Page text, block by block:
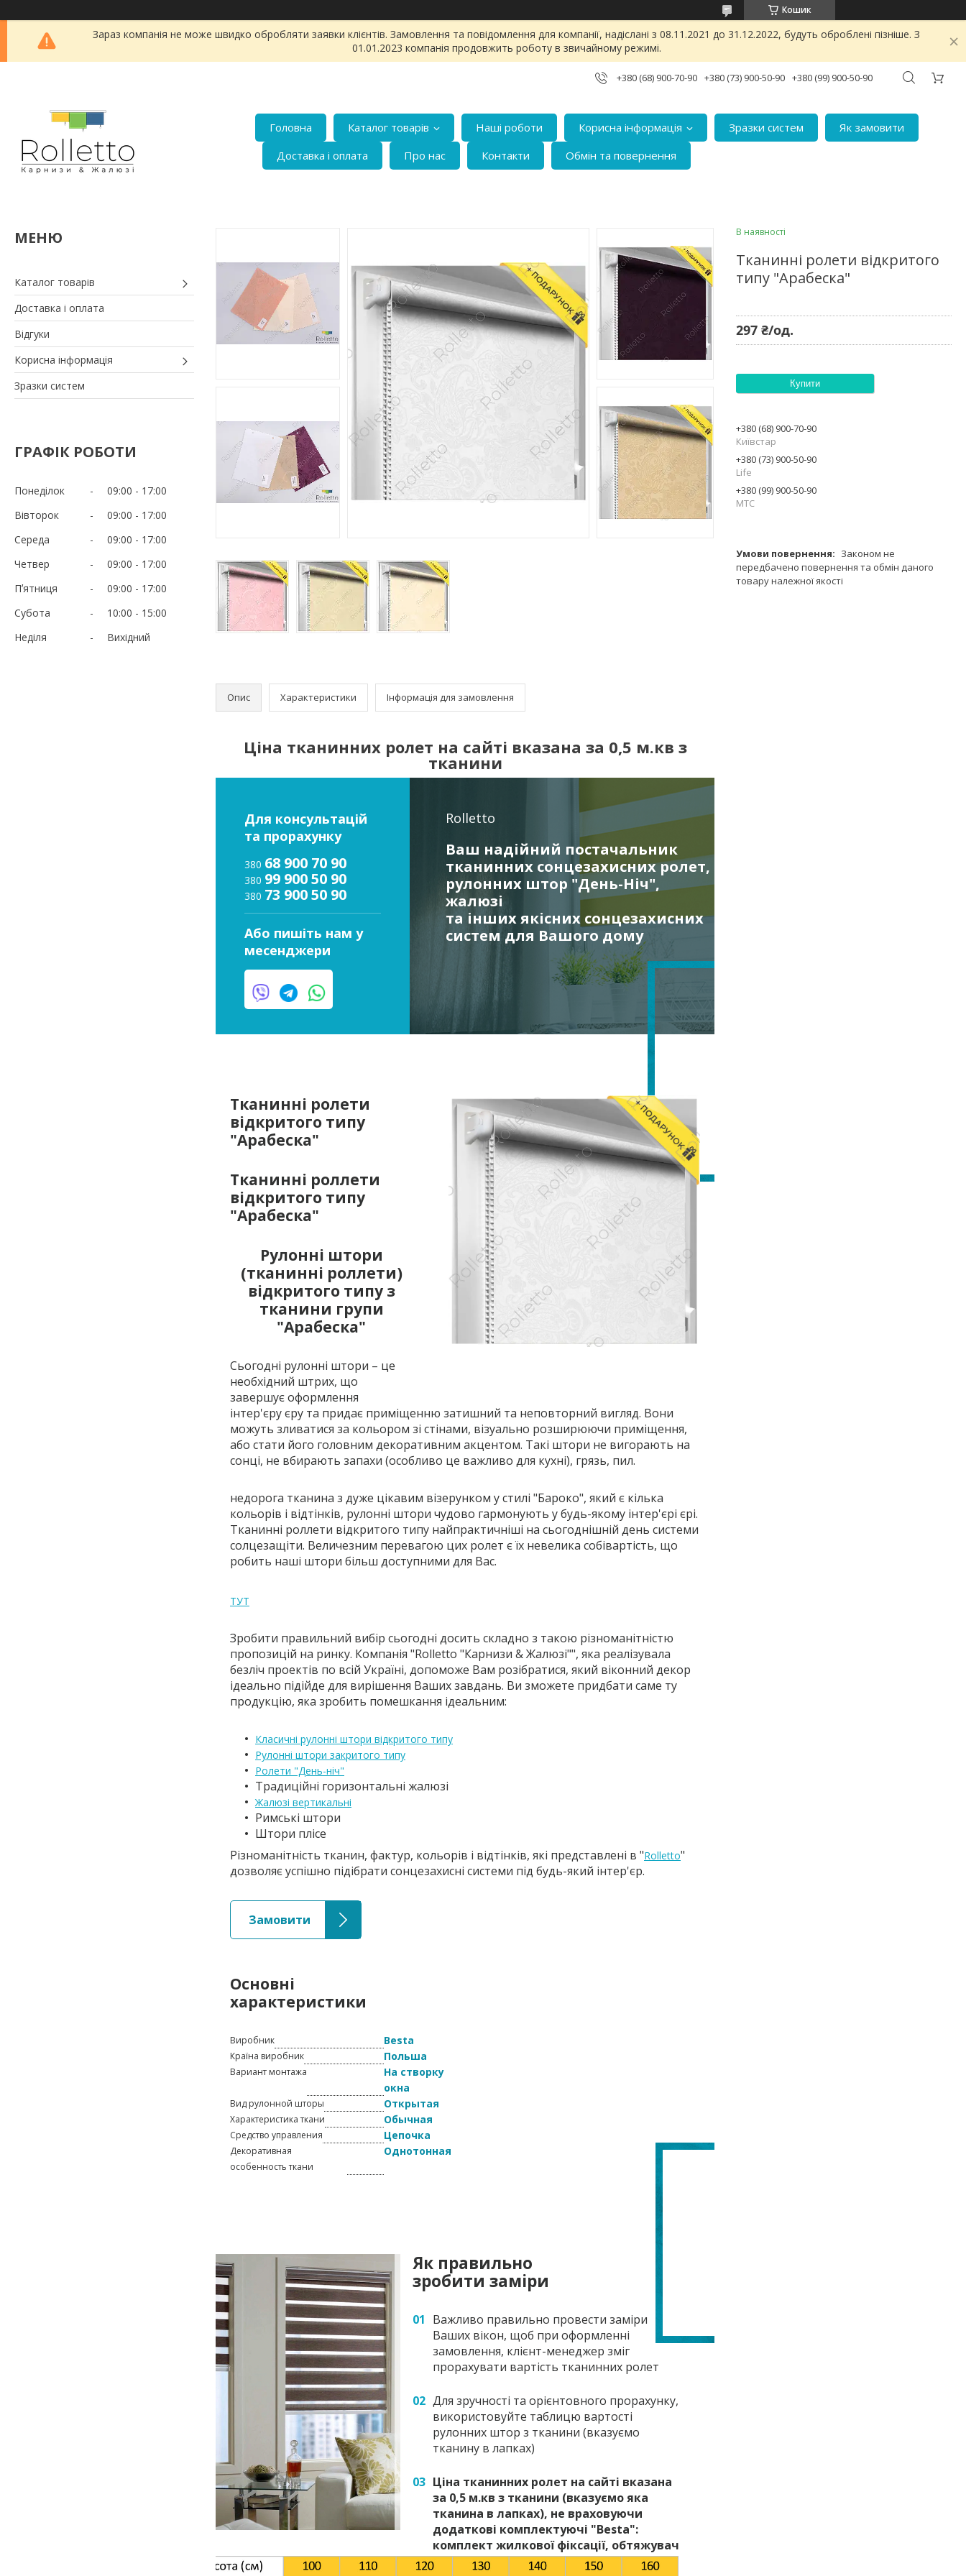
Кошик
Зараз компанія не може швидко обробляти заявки клієнтів. Замовлення та повідомлення для компанії, надіслані з 08.11.2021 до 31.12.2022, будуть оброблені пізніше. З
01.01.2023 компанія продовжить роботу в звичайному режимі.
+380 (68) 900-70-90 +380 (73) 900-50-90 +380 (99) 900-50-90
Головна Каталог товарів Наші роботи Корисна інформація Зразки систем
Як замовити
Доставка і оплата
Про нас Контакти Обмін та повернення
Каталог товарів
Доставка і оплата
Відгуки
Корисна інформація
Зразки систем
ГРАФІК РОБОТИ
Понеділок 09:00
17:00
Вівторок
09:00
17:00
Середа
09:00
17:00
Четвер
09:00
17:00
Пʼятниця
09:00
17:00
Субота
10:00
15:00
Неділя
Вихідний
Опис Характеристики Інформація для замовлення
Ціна тканинних ролет на сайті вказана за 0,5 м.кв з
тканини
Для консультацій
та прорахунку
380 68 900 70 90
380 99 900 50 90
380 73 900 50 90
Або пишіть нам у
месенджери
Rolletto
Ваш надійний постачальник
тканинних сонцезахисних ролет,
рулонних штор "День-Ніч",
жалюзі
та інших якісних сонцезахисних
систем для Вашого дому
Тканинні ролети
відкритого типу
"Арабеска"
Тканинні роллети
відкритого типу
"Арабеска"
Рулонні штори
(тканинні роллети)
відкритого типу з
тканини групи
"Арабеска"
Сьогодні рулонні штори – це
необхідний штрих, що
завершує оформлення
інтер'єру єру та придає приміщенню затишний та неповторний вигляд. Вони
можуть зливатися за кольором зі стінами, візуально розширюючи приміщення,
або стати його головним декоративним акцентом. Такі штори не вигорають на
сонці, не вбирають запахи (особливо це важливо для кухні), грязь, пил.
недорога тканина з дуже цікавим візерунком у стилі "Бароко", який є кілька
кольорів і відтінків, рулонні штори чудово гармонують у будь-якому інтер'єрі єрі.
Тканинні роллети відкритого типу найпрактичніші на сьогоднішній день системи
солцезащіти. Величезним перевагою цих ролет є їх невелика собівартість, що
робить наші штори більш доступними для Вас.
ТУТ
Зробити правильний вибір сьогодні досить складно з такою різноманітністю
пропозицій на ринку. Компанія "Rolletto "Карнизи & Жалюзі"", яка реалізувала
безліч проектів по всій Україні, допоможе Вам розібратися, який віконний декор
ідеально підійде для вирішення Ваших завдань. Ви зможете придбати саме ту
продукцію, яка зробить помешкання ідеальним:
Класичні рулонні штори відкритого типу
Рулонні штори закритого типу
Ролети "День-ніч"
Традиційні горизонтальні жалюзі
Жалюзі вертикальні
Римські штори
Штори плісе
Різноманітність тканин, фактур, кольорів і відтінків, які представлені в "Rolletto"
дозволяє успішно підібрати сонцезахисні системи під будь-який інтер'єр.
Замовити
Основні
характеристики
Виробник Besta
Країна виробник Польша
Вариант монтажа
На створку
окна
Вид рулонной шторы Открытая
Характеристика ткани Обычная
Средство управления Цепочка
Декоративная
особенность ткани
Однотонная
Як правильно
зробити заміри
01 Важливо правильно провести заміри
Ваших вікон, щоб при оформленні
замовлення, клієнт-менеджер зміг
прорахувати вартість тканинних ролет
02 Для зручності та орієнтовного прорахунку,
використовуйте таблицю вартості
рулонних штор з тканини (вказуємо
тканину в лапках)
03 Ціна тканинних ролет на сайті вказана
за 0,5 м.кв з тканини (вказуємо яка
тканина в лапках), не враховуючи
додаткові комплектуючі "Besta":
комплект жилкової фіксації, обтяжувач
ланцюжка, елементи для монтажу
В наявності
Тканинні ролети відкритого
типу "Арабеска"
297 ₴/од.
Купити
+380 (68) 900-70-90
Київстар
+380 (73) 900-50-90
Life
+380 (99) 900-50-90
МТС
Законом не
передбачено повернення та обмін даного
товару належної якості